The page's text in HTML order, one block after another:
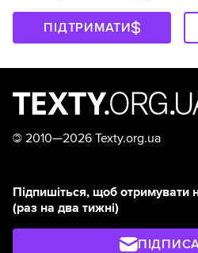
ПІДТРИМАТИ
© 2010—2026 Texty.org.ua
Підпишіться, щоб отримувати
(раз на два тижні)